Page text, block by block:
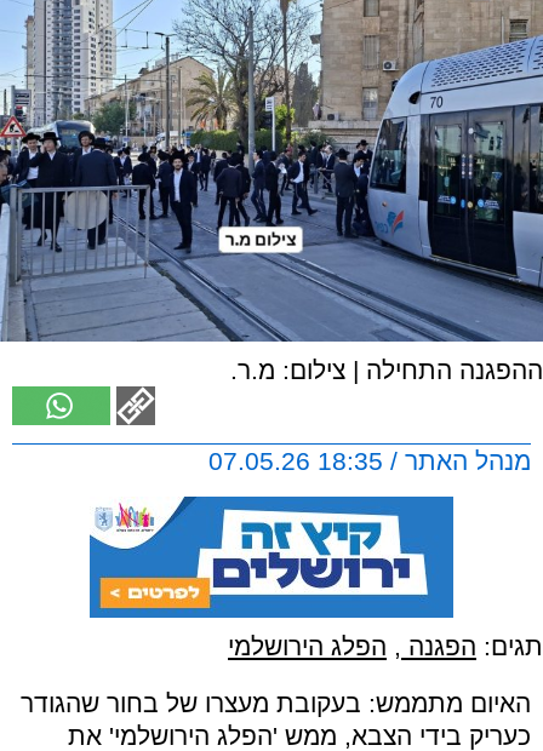
ההפגנה התחילה | צילום: מ.ר.
מנהל האתר / 18:35 07.05.26
תגים: הפגנה , הפלג הירושלמי
האיום מתממש: בעקובת מעצרו של בחור שהגודר
כעריק בידי הצבא, ממש 'הפלג הירושלמי' את